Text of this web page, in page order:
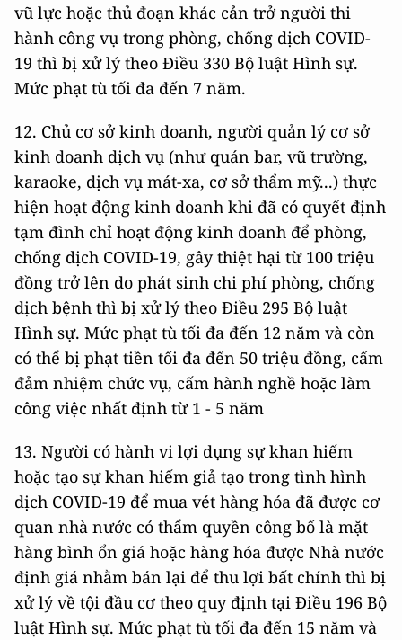
vũ lực hoặc thủ đoạn khác cản trở người thi
hành công vụ trong phòng, chống dịch COVID-
19 thì bị xử lý theo Điều 330 Bộ luật Hình sự.
Mức phạt tù tối đa đến 7 năm.
12. Chủ cơ sở kinh doanh, người quản lý cơ sở
kinh doanh dịch vụ (như quán bar, vũ trường,
karaoke, dịch vụ mát-xa, cơ sở thẩm mỹ...) thực
hiện hoạt động kinh doanh khi đã có quyết định
tạm đình chỉ hoạt động kinh doanh để phòng,
chống dịch COVID-19, gây thiệt hại từ 100 triệu
đồng trở lên do phát sinh chi phí phòng, chống
dịch bệnh thì bị xử lý theo Điều 295 Bộ luật
Hình sự. Mức phạt tù tối đa đến 12 năm và còn
có thể bị phạt tiền tối đa đến 50 triệu đồng, cấm
đảm nhiệm chức vụ, cấm hành nghề hoặc làm
công việc nhất định từ 1 - 5 năm
13. Người có hành vi lợi dụng sự khan hiếm
hoặc tạo sự khan hiếm giả tạo trong tình hình
dịch COVID-19 để mua vét hàng hóa đã được cơ
quan nhà nước có thẩm quyền công bố là mặt
hàng bình ổn giá hoặc hàng hóa được Nhà nước
định giá nhằm bán lại để thu lợi bất chính thì bị
xử lý về tội đầu cơ theo quy định tại Điều 196 Bộ
luật Hình sự. Mức phạt tù tối đa đến 15 năm và